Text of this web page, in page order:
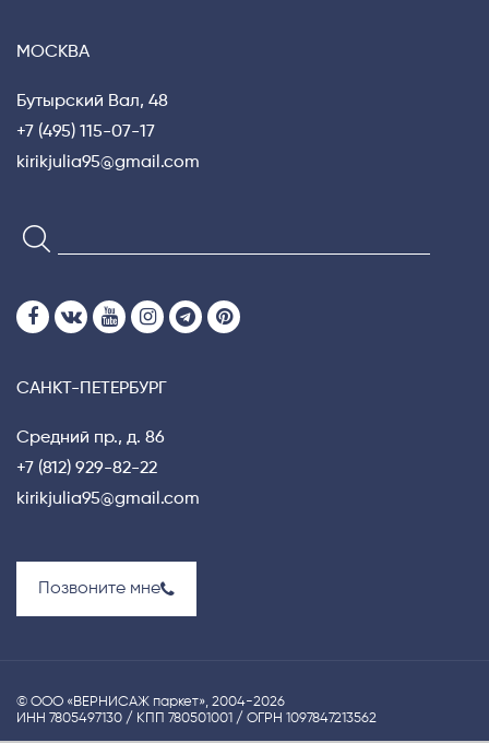
МОСКВА
Бутырский Вал, 48
+7 (495) 115-07-17
kirikjulia95@gmail.com
САНКТ-ПЕТЕРБУРГ
Средний пр., д. 86
+7 (812) 929-82-22
kirikjulia95@gmail.com
Позвоните мне
© ООО «ВЕРНИСАЖ паркет», 2004-2026
ИНН 7805497130 / КПП 780501001 / ОГРН 1097847213562